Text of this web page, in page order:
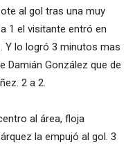
al gol tras una muy
1 el visitante entró en
Y lo logró 3 minutos mas
Damián González que de
2 a 2.
al área, floja
la empujó al gol. 3